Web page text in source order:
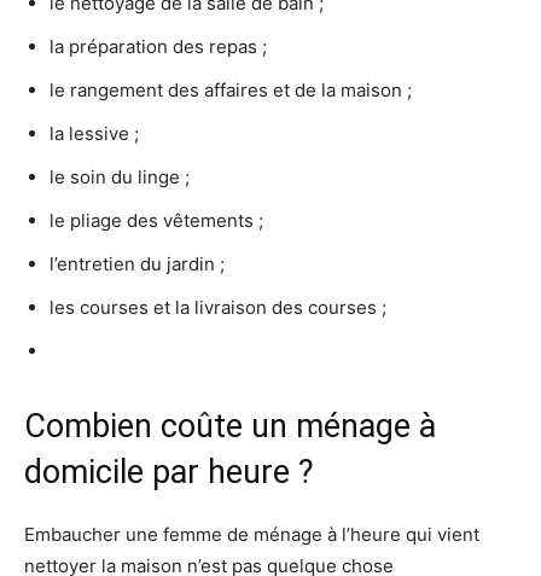
la préparation des repas ;
le rangement des affaires et de la maison ;
la lessive ;
le soin du linge ;
le pliage des vêtements ;
l’entretien du jardin ;
les courses et la livraison des courses ;
Combien coûte un ménage à
domicile par heure ?
Embaucher une femme de ménage à l’heure qui vient
nettoyer la maison n’est pas quelque chose